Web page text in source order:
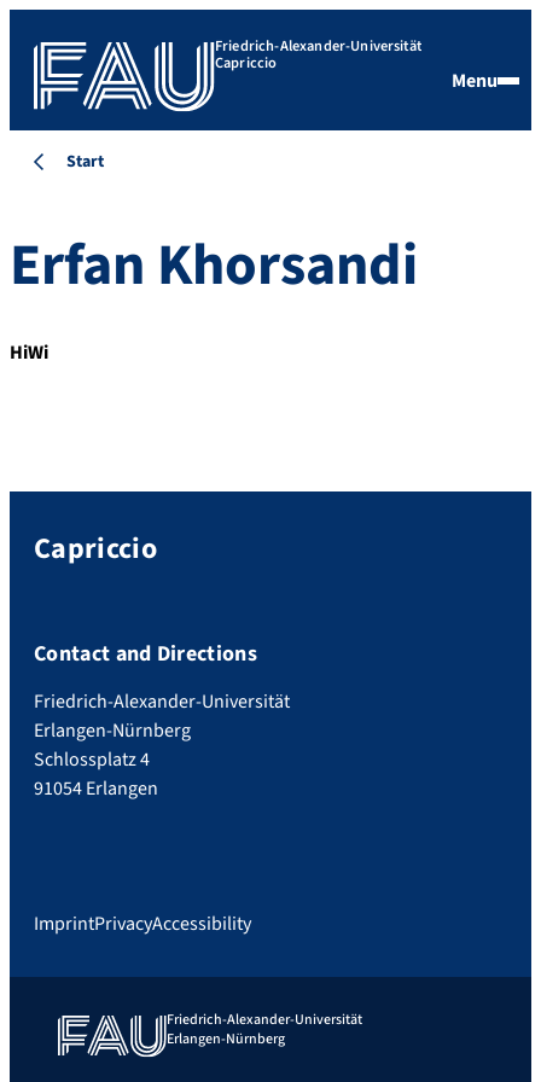
Friedrich-Alexander-Universität
Capriccio
Menu
Start
Erfan Khorsandi
HiWi
Capriccio
Contact and Directions
Friedrich-Alexander-Universität
Erlangen-Nürnberg
Schlossplatz 4
91054 Erlangen
ImprintPrivacyAccessibility
Friedrich-Alexander-Universität
Erlangen-Nürnberg